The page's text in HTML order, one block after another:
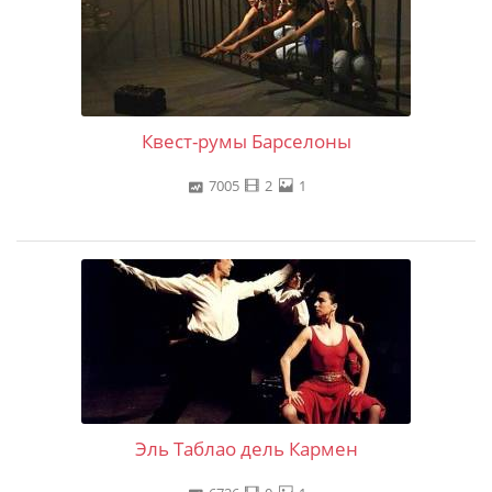
Квест-румы Барселоны
7005 2 1
Эль Таблао дель Кармен